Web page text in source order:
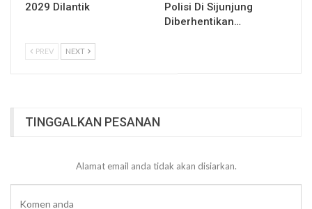
2029 Dilantik
Polisi Di Sijunjung
Diberhentikan…
PREV NEXT
TINGGALKAN PESANAN
Alamat email anda tidak akan disiarkan.